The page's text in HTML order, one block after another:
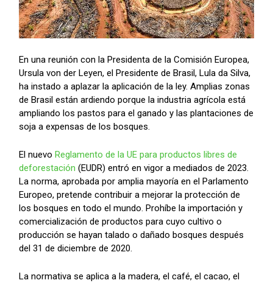
En una reunión con la Presidenta de la Comisión Europea,
Ursula von der Leyen, el Presidente de Brasil, Lula da Silva,
ha instado a aplazar la aplicación de la ley. Amplias zonas
de Brasil están ardiendo porque la industria agrícola está
ampliando los pastos para el ganado y las plantaciones de
soja a expensas de los bosques.
El nuevo Reglamento de la UE para productos libres de
deforestación (EUDR) entró en vigor a mediados de 2023.
La norma, aprobada por amplia mayoría en el Parlamento
Europeo, pretende contribuir a mejorar la protección de
los bosques en todo el mundo. Prohíbe la importación y
comercialización de productos para cuyo cultivo o
producción se hayan talado o dañado bosques después
del 31 de diciembre de 2020.
La normativa se aplica a la madera, el café, el cacao, el